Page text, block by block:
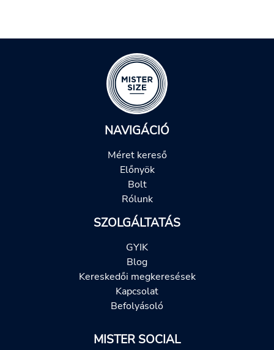
NAVIGÁCIÓ
Méret kereső
Előnyök
Bolt
Rólunk
SZOLGÁLTATÁS
GYIK
Blog
Kereskedői megkeresések
Kapcsolat
Befolyásoló
MISTER SOCIAL